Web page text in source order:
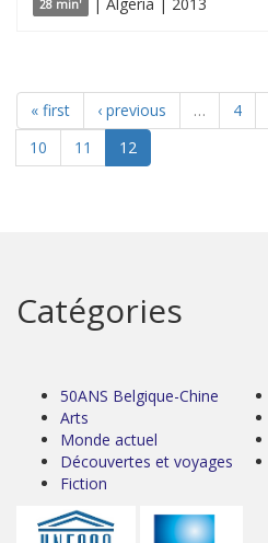
28 min'
« first ‹ previous … 4
10
11 12
Catégories
50ANS Belgique-Chine
Arts
Monde actuel
Découvertes et voyages
Fiction